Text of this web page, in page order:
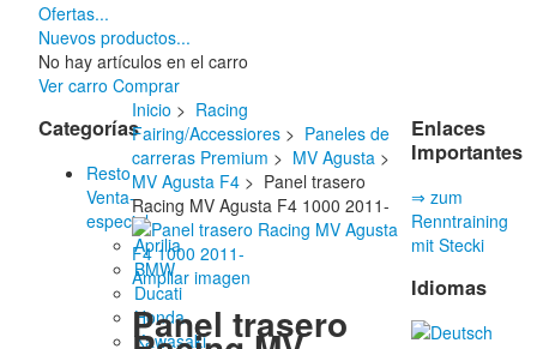
Ofertas...
Nuevos productos...
No hay artículos en el carro
Ver carro Comprar
Categorías
Resto
Venta-
especial
Aprilia
BMW
Ducati
Honda
Kawasaki
Inicio > Racing
Fairing/Accessiores> Paneles de
carreras Premium > MV Agusta>
MV Agusta F4> Panel trasero
Racing MV Agusta F4 1000 2011-
Ampliar imagen
Panel trasero
Enlaces
Importantes
⇒ zum
Renntraining
mit Stecki
Idiomas